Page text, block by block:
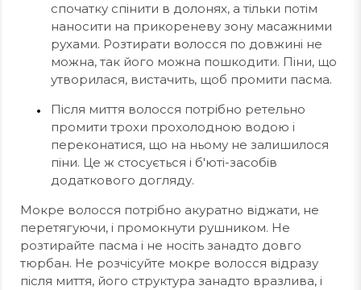
спочатку спінити в долонях, а тільки потім
наносити на прикореневу зону масажними
рухами. Розтирати волосся по довжині не
можна, так його можна пошкодити. Піни, що
утворилася, вистачить, щоб промити пасма.
Після миття волосся потрібно ретельно
промити трохи прохолодною водою і
переконатися, що на ньому не залишилося
піни. Це ж стосується і б'юті-засобів
додаткового догляду.
Мокре волосся потрібно акуратно віджати, не
перетягуючи, і промокнути рушником. Не
розтирайте пасма і не носіть занадто довго
тюрбан. Не розчісуйте мокре волосся відразу
після миття, його структура занадто вразлива, і